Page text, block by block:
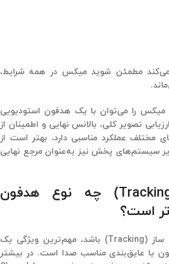
مطمئن شوید میکس در همه شرایط،
میکس را می‌توان با یک هدفون استودیویی
تصویر کلی، بالانس نهایی و اطمینان از
عملکرد مناسبی دارد، بهتر است از
سیستم‌های پخش نیز به‌عنوان مرجع نهایی
۵. برای ضبط (Tracking) چه نوع هدفون
است؟
اگر هدف شما ضبط وکال یا ساز (Tracking) باشد، مهم‌ترین ویژگی یک
یا عایق‌بندی مناسب صدا است. در بیشتر